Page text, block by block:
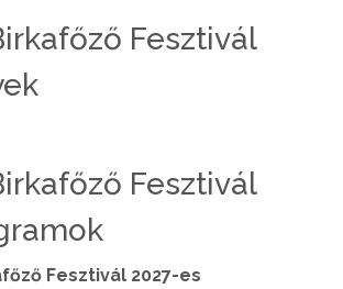
Fesztivál
Fesztivál
Fesztivál 2027-es